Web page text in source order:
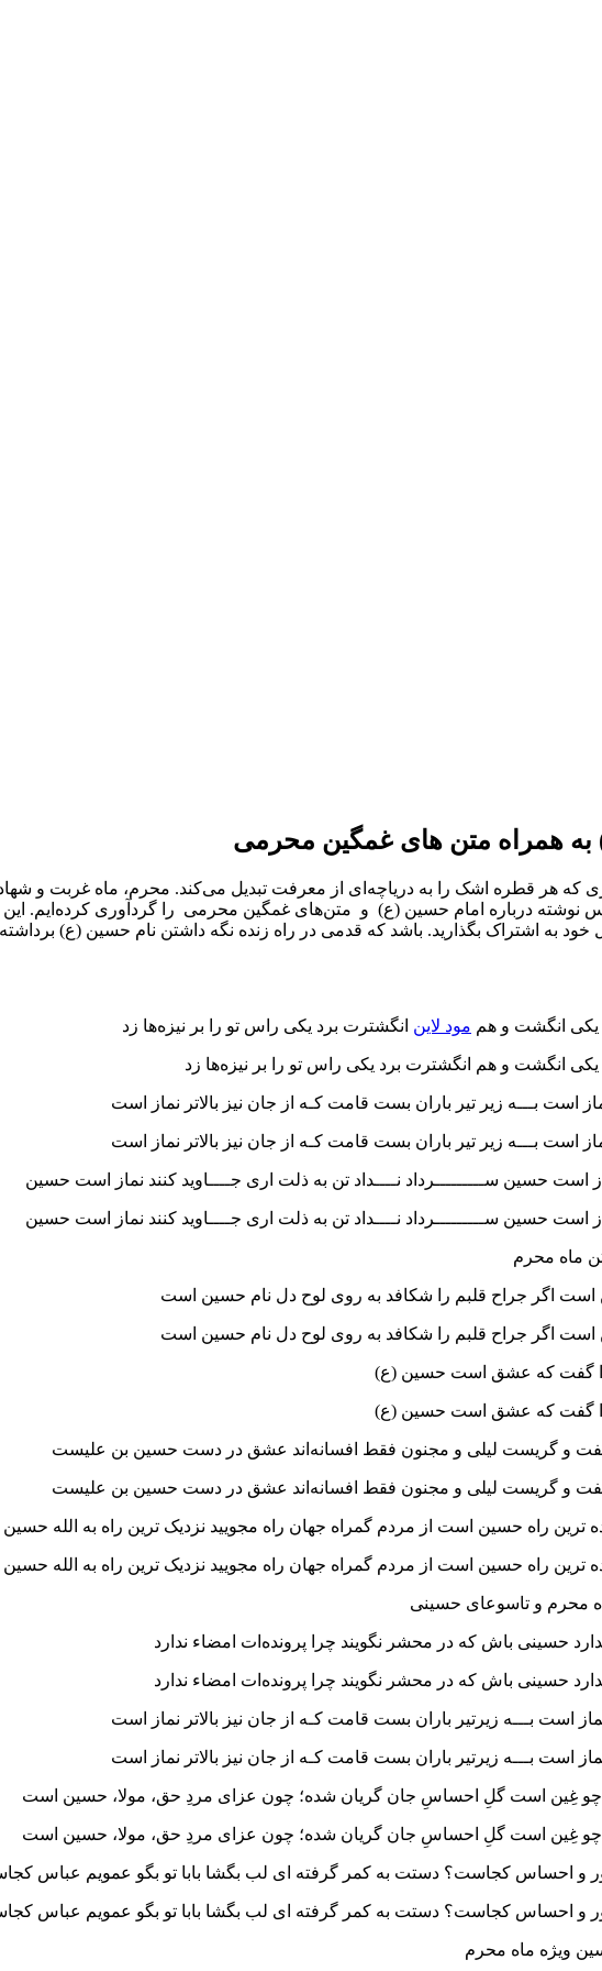
همراه متن های غمگین محرمی
هر قطره اشک را به دریاچه‌ای از معرفت تبدیل می‌کند. محرم، ماه غربت و
درباره امام حسین (ع) و متن‌های غمگین محرمی را گردآوری کرده‌ایم. این
به اشتراک بگذارید. باشد که قدمی در راه زنده نگه داشتن نام حسین (ع)
یکی انگشت و هم مود لاین انگشترت برد یکی راس تو را بر نیزه‌ها زد
انگشت و هم انگشترت برد یکی راس تو را بر نیزه‌ها زد
بـــه زیر تیر باران بست قامت کـه از جان نیز بالاتر نماز است
بـــه زیر تیر باران بست قامت کـه از جان نیز بالاتر نماز است
ســـــــــرداد نــــداد تن به ذلت اری جــــاوید کنند نماز است حسین
ســـــــــرداد نــــداد تن به ذلت اری جــــاوید کنند نماز است حسین
ماه محرم
اگر جراح قلبم را شکافد به روی لوح دل نام حسین است
اگر جراح قلبم را شکافد به روی لوح دل نام حسین است
گفت که عشق است حسین (ع)
گفت که عشق است حسین (ع)
گفت و گریست لیلی و مجنون فقط افسانه‌اند عشق در دست حسین بن علیست
گفت و گریست لیلی و مجنون فقط افسانه‌اند عشق در دست حسین بن علیست
راه حسین است از مردم گمراه جهان راه مجویید نزدیک‌ ترین راه به الله
راه حسین است از مردم گمراه جهان راه مجویید نزدیک‌ ترین راه به الله
محرم و تاسوعای حسینی
حسینی باش که در محشر نگویند چرا پرونده‌ات امضاء ندارد
حسینی باش که در محشر نگویند چرا پرونده‌ات امضاء ندارد
است بـــه زیرتیر باران بست قامت کـه از جان نیز بالاتر نماز است
است بـــه زیرتیر باران بست قامت کـه از جان نیز بالاتر نماز است
چو غِین است گلِ احساسِ جان گریان شده؛ چون عزای مردِ حق، مولا، حسین است
چو غِین است گلِ احساسِ جان گریان شده؛ چون عزای مردِ حق، مولا، حسین است
و احساس کجاست؟ دستت به کمر گرفته ای لب بگشا بابا تو بگو عمویم عباس
و احساس کجاست؟ دستت به کمر گرفته ای لب بگشا بابا تو بگو عمویم عباس
ویژه ماه محرم